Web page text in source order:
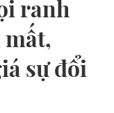
ranh
mất,
sự đổi